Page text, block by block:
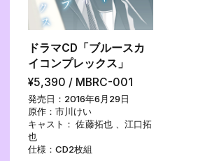
ドラマCD「ブルースカ
イコンプレックス」
¥5,390 / MBRC-001
発売日：2016年6月29日
原作：市川けい
キャスト： 佐藤拓也 、江口拓
也
仕様：CD2枚組